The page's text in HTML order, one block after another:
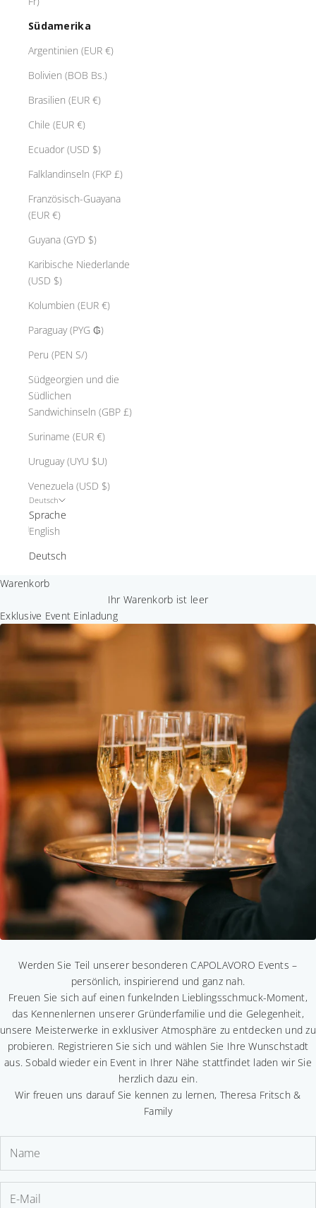
Südamerika
Argentinien (EUR €)
Bolivien (BOB Bs.)
Brasilien (EUR €)
Chile (EUR €)
Ecuador (USD $)
Falklandinseln (FKP £)
Französisch-Guayana
(EUR €)
Guyana (GYD $)
Karibische Niederlande
(USD $)
Kolumbien (EUR €)
Paraguay (PYG ₲)
Peru (PEN S/)
Südgeorgien und die
Südlichen
Sandwichinseln (GBP £)
Suriname (EUR €)
Uruguay (UYU $U)
Venezuela (USD $)
Deutsch
Sprache
English
Deutsch
Warenkorb
Ihr Warenkorb ist leer
Exklusive Event Einladung
Werden Sie Teil unserer besonderen CAPOLAVORO Events –
persönlich, inspirierend und ganz nah.
Freuen Sie sich auf einen funkelnden Lieblingsschmuck-Moment,
das Kennenlernen unserer Gründerfamilie und die Gelegenheit,
unsere Meisterwerke in exklusiver Atmosphäre zu entdecken und zu
probieren. Registrieren Sie sich und wählen Sie Ihre Wunschstadt
aus. Sobald wieder ein Event in Ihrer Nähe stattfindet laden wir Sie
herzlich dazu ein.
Wir freuen uns darauf Sie kennen zu lernen, Theresa Fritsch &
Family